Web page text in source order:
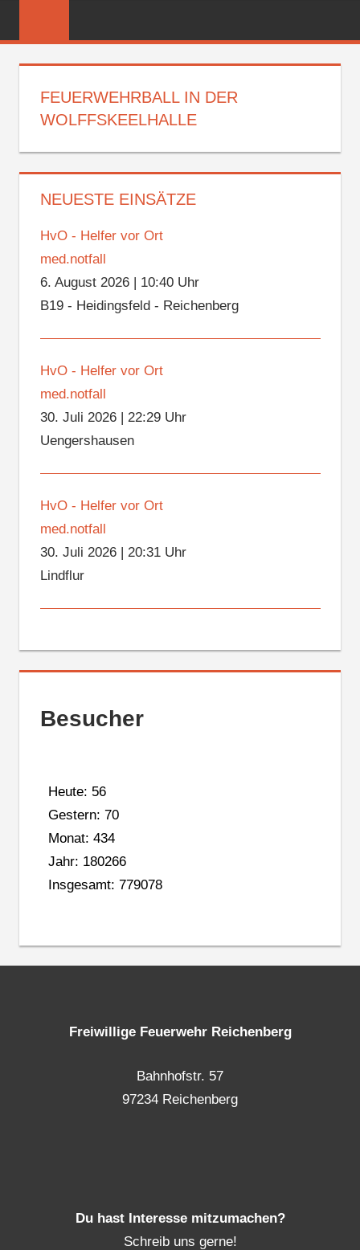
FEUERWEHR
FEUERWEHRBALL IN DER
WOLFFSKEELHALLE
NEUESTE EINSÄTZE
HvO - Helfer vor Ort
med.notfall
6. August 2026| 10:40 Uhr
B19 - Heidingsfeld - Reichenberg
HvO - Helfer vor Ort
med.notfall
30. Juli 2026| 22:29 Uhr
Uengershausen
HvO - Helfer vor Ort
med.notfall
30. Juli 2026| 20:31 Uhr
Lindflur
Besucher
Heute: 56
Gestern: 70
Monat: 434
Jahr: 180266
Insgesamt: 779078
Freiwillige Feuerwehr Reichenberg
Bahnhofstr. 57
97234 Reichenberg
Du hast Interesse mitzumachen?
Schreib uns gerne!